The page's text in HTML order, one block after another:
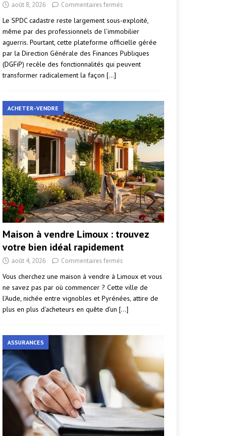
août 8, 2026 Commentaires fermés
Le SPDC cadastre reste largement sous-exploité,
même par des professionnels de l’immobilier
aguerris. Pourtant, cette plateforme officielle gérée
par la Direction Générale des Finances Publiques
(DGFiP) recèle des fonctionnalités qui peuvent
transformer radicalement la façon […]
ACHETER-VENDRE
Maison à vendre Limoux : trouvez
votre bien idéal rapidement
août 4, 2026 Commentaires fermés
Vous cherchez une maison à vendre à Limoux et vous
ne savez pas par où commencer ? Cette ville de
l’Aude, nichée entre vignobles et Pyrénées, attire de
plus en plus d’acheteurs en quête d’un […]
ASSURANCES